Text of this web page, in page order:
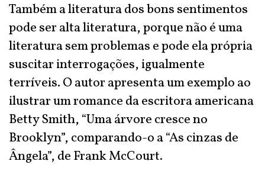
Também a literatura dos bons sentimentos
pode ser alta literatura, porque não é uma
literatura sem problemas e pode ela própria
suscitar interrogações, igualmente
terríveis. O autor apresenta um exemplo ao
ilustrar um romance da escritora americana
Betty Smith, “Uma árvore cresce no
Brooklyn”, comparando-o a “As cinzas de
Ângela”, de Frank McCourt.